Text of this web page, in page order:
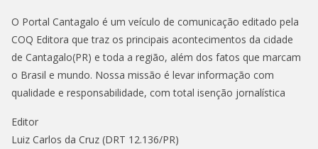
O Portal Cantagalo é um veículo de comunicação editado pela
COQ Editora que traz os principais acontecimentos da cidade
de Cantagalo(PR) e toda a região, além dos fatos que marcam
o Brasil e mundo. Nossa missão é levar informação com
qualidade e responsabilidade, com total isenção jornalística
Editor
Luiz Carlos da Cruz (DRT 12.136/PR)